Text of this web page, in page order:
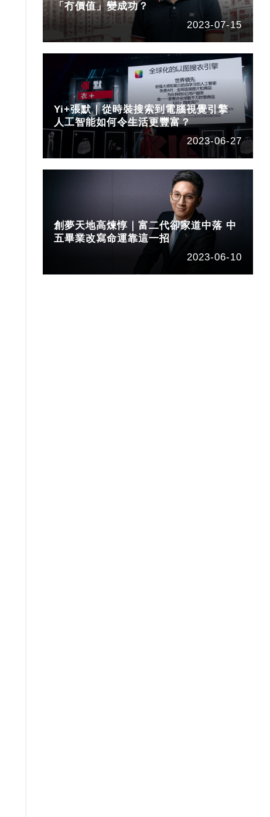
「冇價值」變成功？
2023-07-15
Yi+張默｜從時裝搜索到電腦視覺引擎
人工智能如何令生活更豐富？
2023-06-27
創夢天地高煉惇｜富二代卻家道中落 中
五畢業改寫命運靠這一招
2023-06-10